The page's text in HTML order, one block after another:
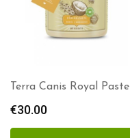
Terra Canis Royal Paste
€30.00